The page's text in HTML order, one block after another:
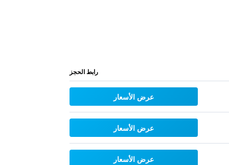
رابط الحجز
عرض الأسعار
عرض الأسعار
عرض الأسعار